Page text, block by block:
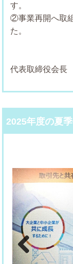
②事業再開へ取
た。
代表取締役会長
2025年度の夏